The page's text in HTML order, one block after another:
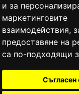
и за
маркетинговите
взаимодействия,
предоставяне на
са по-подходящи
Съгласен
на вестника е
издания
номер: ISSN 1312-4722.